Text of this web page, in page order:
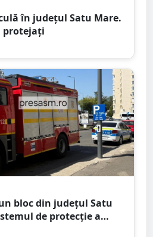
în județul Satu Mare.
protejați
bloc din județul Satu
de protecție a